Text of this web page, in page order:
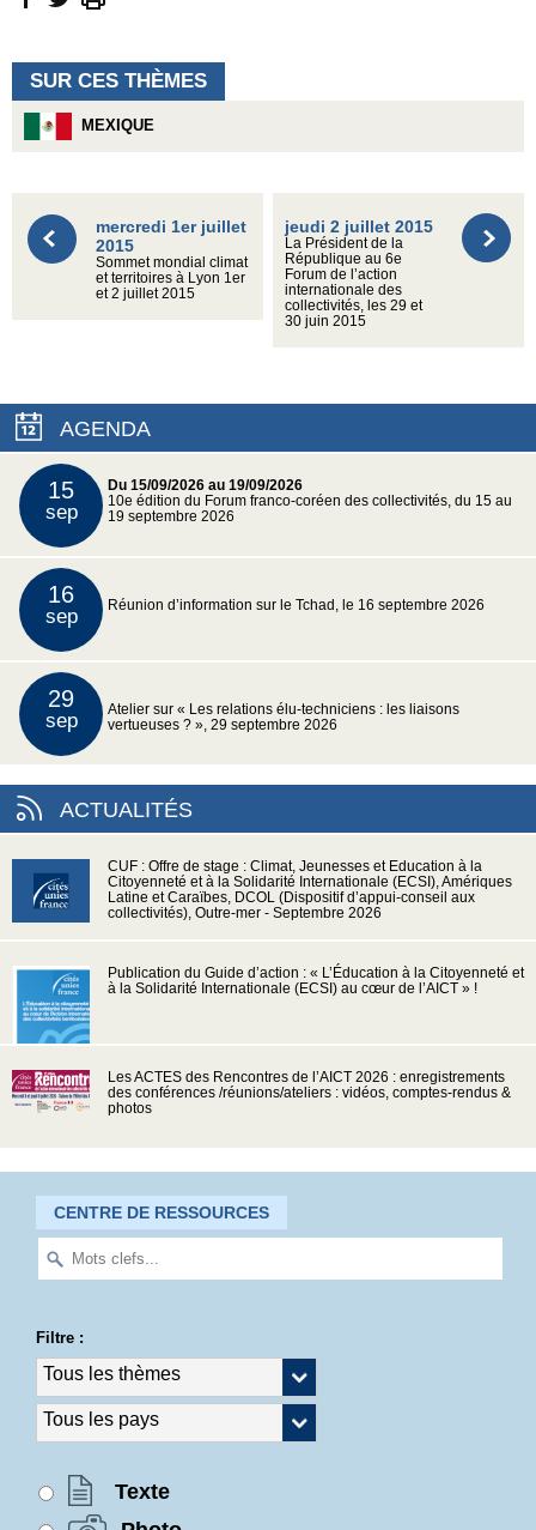
SUR CES THÈMES
MEXIQUE
mercredi 1er juillet
2015
Sommet mondial climat
et territoires à Lyon 1er
et 2 juillet 2015
jeudi 2 juillet 2015
La Président de la
République au 6e
Forum de l’action
internationale des
collectivités, les 29 et
30 juin 2015
AGENDA
15
sep
Du 15/09/2026 au 19/09/2026
10e édition du Forum franco-coréen des collectivités, du 15 au
19 septembre 2026
16
sep Réunion d’information sur le Tchad, le 16 septembre 2026
29
sep
Atelier sur « Les relations élu-techniciens : les liaisons
vertueuses ? », 29 septembre 2026
ACTUALITÉS
CUF : Offre de stage : Climat, Jeunesses et Education à la
Citoyenneté et à la Solidarité Internationale (ECSI), Amériques
Latine et Caraïbes, DCOL (Dispositif d’appui-conseil aux
collectivités), Outre-mer - Septembre 2026
Publication du Guide d’action : « L’Éducation à la Citoyenneté et
à la Solidarité Internationale (ECSI) au cœur de l’AICT » !
Les ACTES des Rencontres de l’AICT 2026 : enregistrements
des conférences /réunions/ateliers : vidéos, comptes-rendus &
photos
CENTRE DE RESSOURCES
Filtre :
Texte